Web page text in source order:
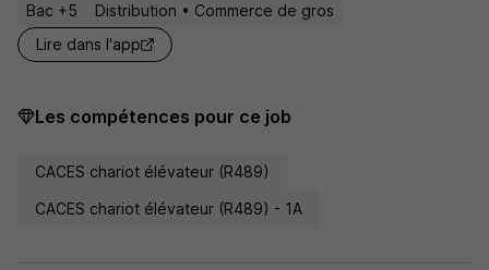
Bac +5
Distribution • Commerce de gros
Lire dans l'app
Les compétences pour ce job
CACES chariot élévateur (R489)
CACES chariot élévateur (R489) - 1A